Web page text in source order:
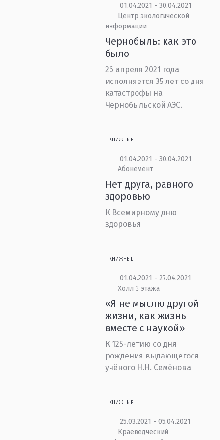
01.04.2021 - 30.04.2021
Центр экологической
информации
Чернобыль: как это
было
26 апреля 2021 года
исполняется 35 лет со дня
катастрофы на
Чернобыльской АЭС.
КНИЖНЫЕ
01.04.2021 - 30.04.2021
Абонемент
Нет друга, равного
здоровью
К Всемирному дню
здоровья
КНИЖНЫЕ
01.04.2021 - 27.04.2021
Холл 3 этажа
«Я не мыслю другой
жизни, как жизнь
вместе с наукой»
К 125-летию со дня
рождения выдающегося
учёного Н.Н. Семёнова
КНИЖНЫЕ
25.03.2021 - 05.04.2021
Краеведческий